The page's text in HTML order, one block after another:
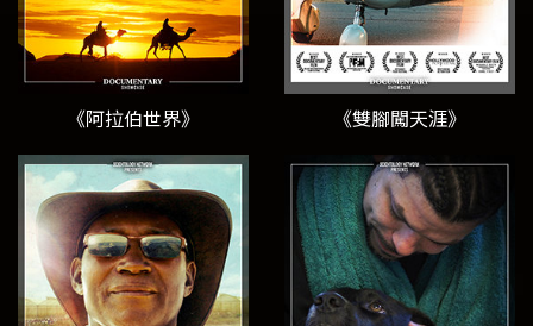
《阿拉伯世界》 《雙腳闖天涯》